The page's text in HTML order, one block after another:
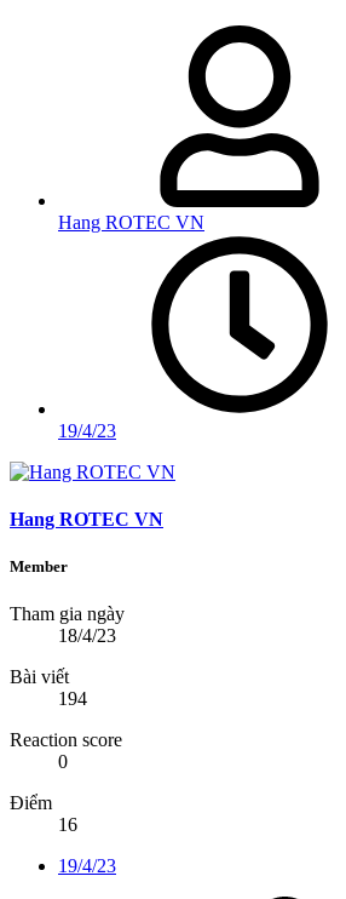
Hang ROTEC VN
19/4/23
Hang ROTEC VN
Member
Tham gia ngày
18/4/23
Bài viết
194
Reaction score
0
Điểm
16
19/4/23